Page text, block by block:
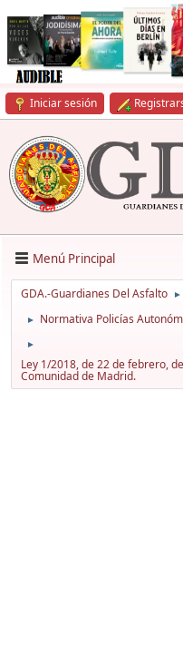
Iniciar sesión
Menú Principal
GDA.-Guardianes Del Asfalto ►
► Normativa Policías
►
Ley 1/2018, de 22 de febrero,
Comunidad de Madrid.